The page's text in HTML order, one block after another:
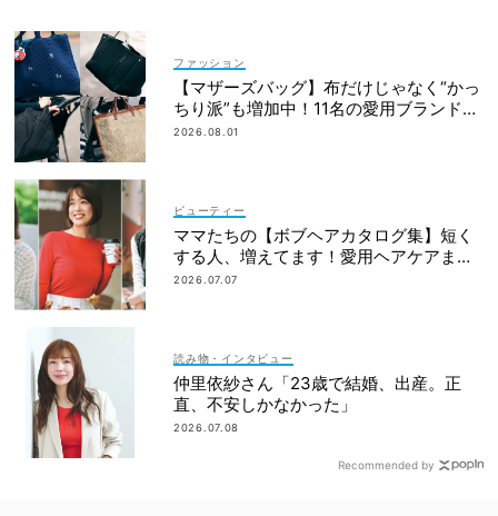
ファッション
【マザーズバッグ】布だけじゃなく“かっ
ちり派”も増加中！11名の愛用ブランド
は？
2026.08.01
ビューティー
ママたちの【ボブヘアカタログ集】短く
する人、増えてます！愛用ヘアケアまで
全部見せ
2026.07.07
読み物・インタビュー
仲里依紗さん「23歳で結婚、出産。正
直、不安しかなかった」
2026.07.08
Recommended by